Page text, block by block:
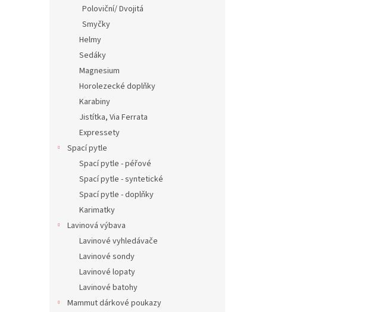
Poloviční/ Dvojitá
Smyčky
Helmy
Sedáky
Magnesium
Horolezecké doplňky
Karabiny
Jistítka, Via Ferrata
Expressety
Spací pytle
Spací pytle - péřové
Spací pytle - syntetické
Spací pytle - doplňky
Karimatky
Lavinová výbava
Lavinové vyhledávače
Lavinové sondy
Lavinové lopaty
Lavinové batohy
Mammut dárkové poukazy